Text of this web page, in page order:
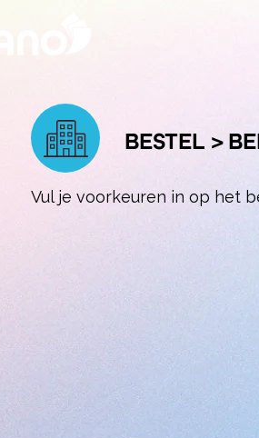
BESTEL >
Vul je voorkeuren in op het